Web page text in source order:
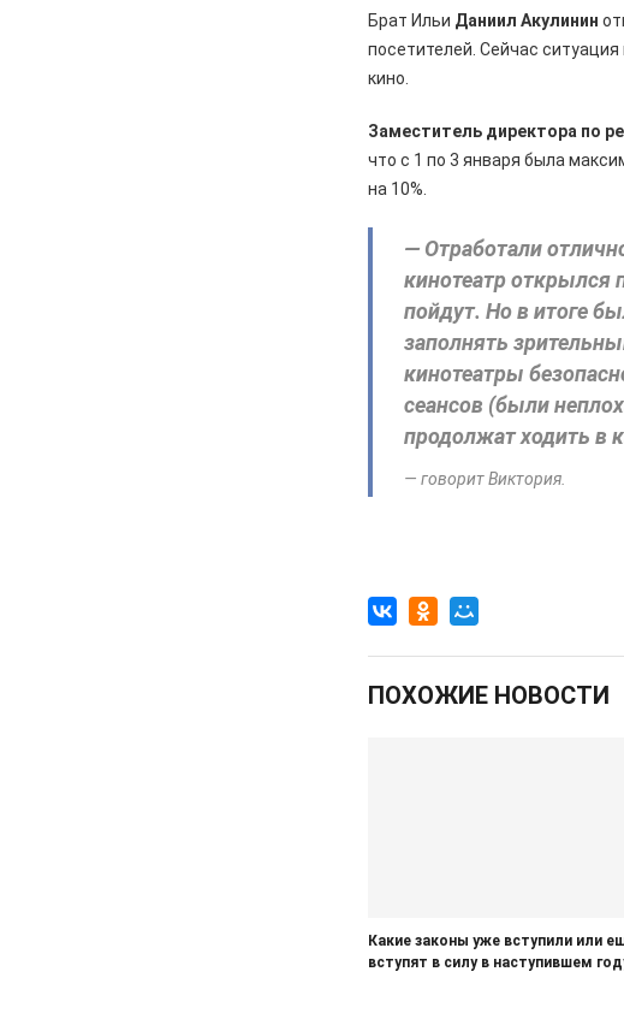
Брат Ильи Даниил Акулинин
посетителей. Сейчас
кино.
Заместитель директора по
что с 1 по 3 января была
на 10%.
— Отработали
кинотеатр открылся
пойдут. Но в итоге
заполнять
кинотеатры
сеансов (были
продолжат ходить в
— говорит Виктория.
ПОХОЖИЕ НОВОСТИ
Какие законы уже вступили или
вступят в силу в наступившем